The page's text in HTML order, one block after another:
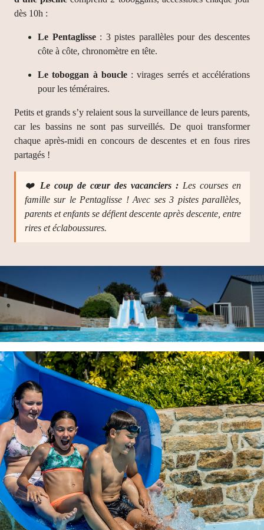
dès 10h :
Le Pentaglisse: 3 pistes parallèles pour des descentes
côte à côte, chronomètre en tête.
Le toboggan à boucle: virages serrés et accélérations
pour les téméraires.
Petits et grands s’y relaient sous la surveillance de leurs parents,
car les bassins ne sont pas surveillés. De quoi transformer
chaque après-midi en concours de descentes et en fous rires
partagés !
❤️ Le coup de cœur des vacanciers : Les courses en
famille sur le Pentaglisse ! Avec ses 3 pistes parallèles,
parents et enfants se défient descente après descente, entre
rires et éclaboussures.